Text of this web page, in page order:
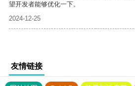
望开发者能够优化一下。
2024-12-25
友情链接